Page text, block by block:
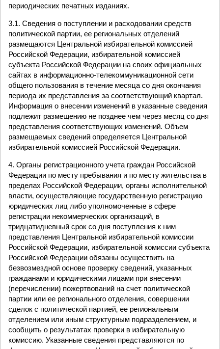
периодических печатных изданиях.
3.1. Сведения о поступлении и расходовании средств
политической партии, ее региональных отделений
размещаются Центральной избирательной комиссией
Российской Федерации, избирательной комиссией
субъекта Российской Федерации на своих официальных
сайтах в информационно-телекоммуникационной сети
общего пользования в течение месяца со дня окончания
периода их представления за соответствующий квартал.
Информация о внесении изменений в указанные сведения
подлежит размещению не позднее чем через месяц со дня
представления соответствующих изменений. Объем
размещаемых сведений определяется Центральной
избирательной комиссией Российской Федерации.
4. Органы регистрационного учета граждан Российской
Федерации по месту пребывания и по месту жительства в
пределах Российской Федерации, органы исполнительной
власти, осуществляющие государственную регистрацию
юридических лиц либо уполномоченные в сфере
регистрации некоммерческих организаций, в
тридцатидневный срок со дня поступления к ним
представления Центральной избирательной комиссии
Российской Федерации, избирательной комиссии субъекта
Российской Федерации обязаны осуществить на
безвозмездной основе проверку сведений, указанных
гражданами и юридическими лицами при внесении
(перечислении) пожертвований на счет политической
партии или ее регионального отделения, совершении
сделок с политической партией, ее региональным
отделением или иным структурным подразделением, и
сообщить о результатах проверки в избирательную
комиссию. Указанные сведения представляются по